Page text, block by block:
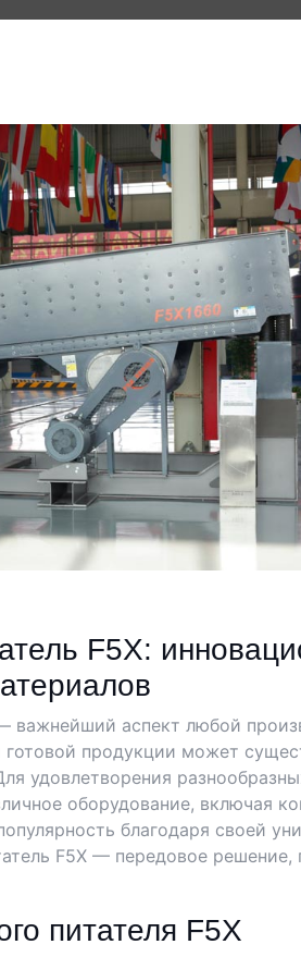
F5X:
важнейший аспект любой
продукции может
удовлетворения
оборудование, включая
благодаря своей
F5X — передовое
питателя F5X